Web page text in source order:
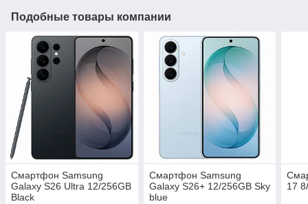
Подобные товары компании
Смартфон Samsung
Galaxy S26 Ultra 12/256GB
Black
Смартфон Samsung
Galaxy S26+ 12/256GB Sky
blue
17